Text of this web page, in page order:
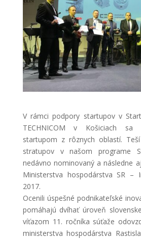
V rámci podpory startupov v
TECHNICOM v Košiciach sa
startupom z rôznych oblastí.
stratupov v našom programe
nedávno nominovaný a následne
Ministerstva hospodárstva SR –
2017.
Ocenili úspešné podnikateľské
pomáhajú dvíhať úroveň
víťazom 11. ročníka súťaže
ministerstva hospodárstva